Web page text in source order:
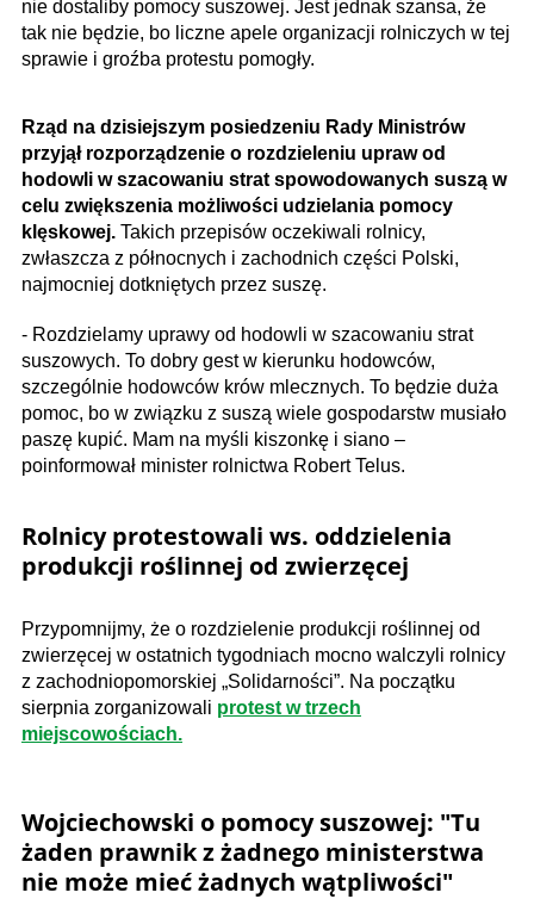
nie dostaliby pomocy suszowej. Jest jednak szansa, że
tak nie będzie, bo liczne apele organizacji rolniczych w tej
sprawie i groźba protestu pomogły.
Rząd na dzisiejszym posiedzeniu Rady Ministrów
przyjął rozporządzenie o rozdzieleniu upraw od
hodowli w szacowaniu strat spowodowanych suszą w
celu zwiększenia możliwości udzielania pomocy
klęskowej. Takich przepisów oczekiwali rolnicy,
zwłaszcza z północnych i zachodnich części Polski,
najmocniej dotkniętych przez suszę.
- Rozdzielamy uprawy od hodowli w szacowaniu strat
suszowych. To dobry gest w kierunku hodowców,
szczególnie hodowców krów mlecznych. To będzie duża
pomoc, bo w związku z suszą wiele gospodarstw musiało
paszę kupić. Mam na myśli kiszonkę i siano –
poinformował minister rolnictwa Robert Telus.
Rolnicy protestowali ws. oddzielenia
produkcji roślinnej od zwierzęcej
Przypomnijmy, że o rozdzielenie produkcji roślinnej od
zwierzęcej w ostatnich tygodniach mocno walczyli rolnicy
z zachodniopomorskiej „Solidarności”. Na początku
sierpnia zorganizowali protest w trzech
miejscowościach.
​Wojciechowski o pomocy suszowej: "Tu
żaden prawnik z żadnego ministerstwa
nie może mieć żadnych wątpliwości"